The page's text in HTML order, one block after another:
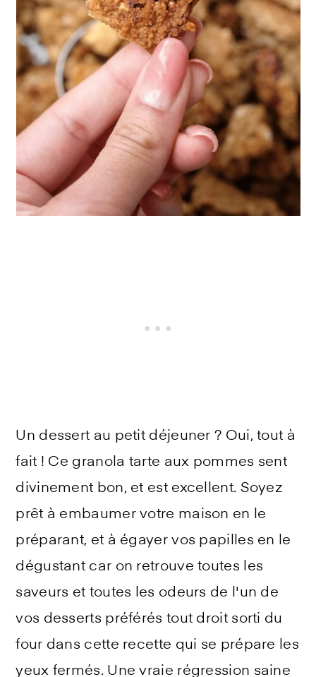
Un dessert au petit déjeuner ? Oui, tout à
fait ! Ce granola tarte aux pommes sent
divinement bon, et est excellent. Soyez
prêt à embaumer votre maison en le
préparant, et à égayer vos papilles en le
dégustant car on retrouve toutes les
saveurs et toutes les odeurs de l'un de
vos desserts préférés tout droit sorti du
four dans cette recette qui se prépare les
yeux fermés. Une vraie régression saine